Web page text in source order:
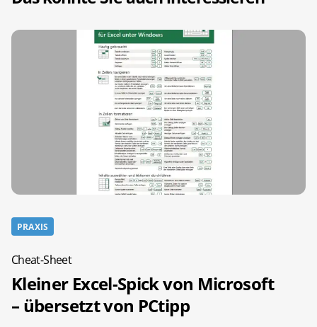
PRAXIS
Cheat-Sheet
Kleiner Excel-Spick von Microsoft
– übersetzt von PCtipp